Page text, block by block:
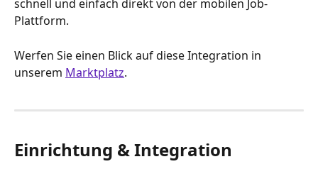
schnell und einfach direkt von der mobilen Job-
Plattform.
Werfen Sie einen Blick auf diese Integration in
unserem Marktplatz.
Einrichtung & Integration